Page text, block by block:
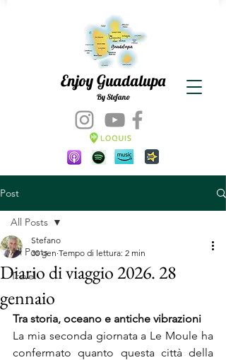
Enjoy Guadalupa
By Stefano
Post
All Posts
Travel
All Posts
Diario di viaggio 2026. 28
gennaio
Stefano
30 gen Tempo di lettura: 2 min
Tra storia, oceano e antiche vibrazioni
La mia seconda giornata a Le Moule ha
confermato quanto questa città della